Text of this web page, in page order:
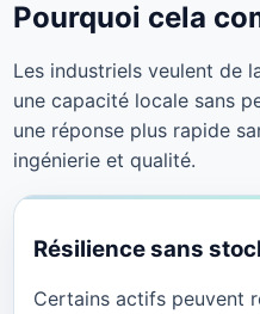
Pourquoi cela
Les industriels veulent de
une capacité locale sans
une réponse plus rapide
ingénierie et qualité.
Résilience sans
Certains actifs peuvent